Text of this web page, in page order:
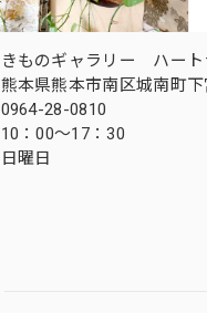
きものギャラリー ハート
熊本県熊本市南区城南町
0964-28-0810
10：00～17：30
日曜日